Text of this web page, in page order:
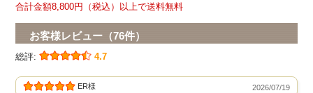
合計金額8,800円（税込）以上で送料無料
お客様レビュー（76件）
総評: 4.7
ER様 2026/07/19